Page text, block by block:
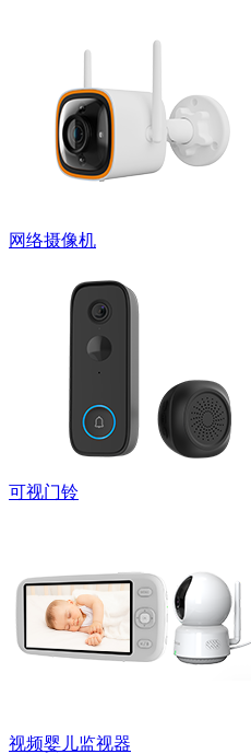
网络摄像机
可视门铃
视频婴儿监视器